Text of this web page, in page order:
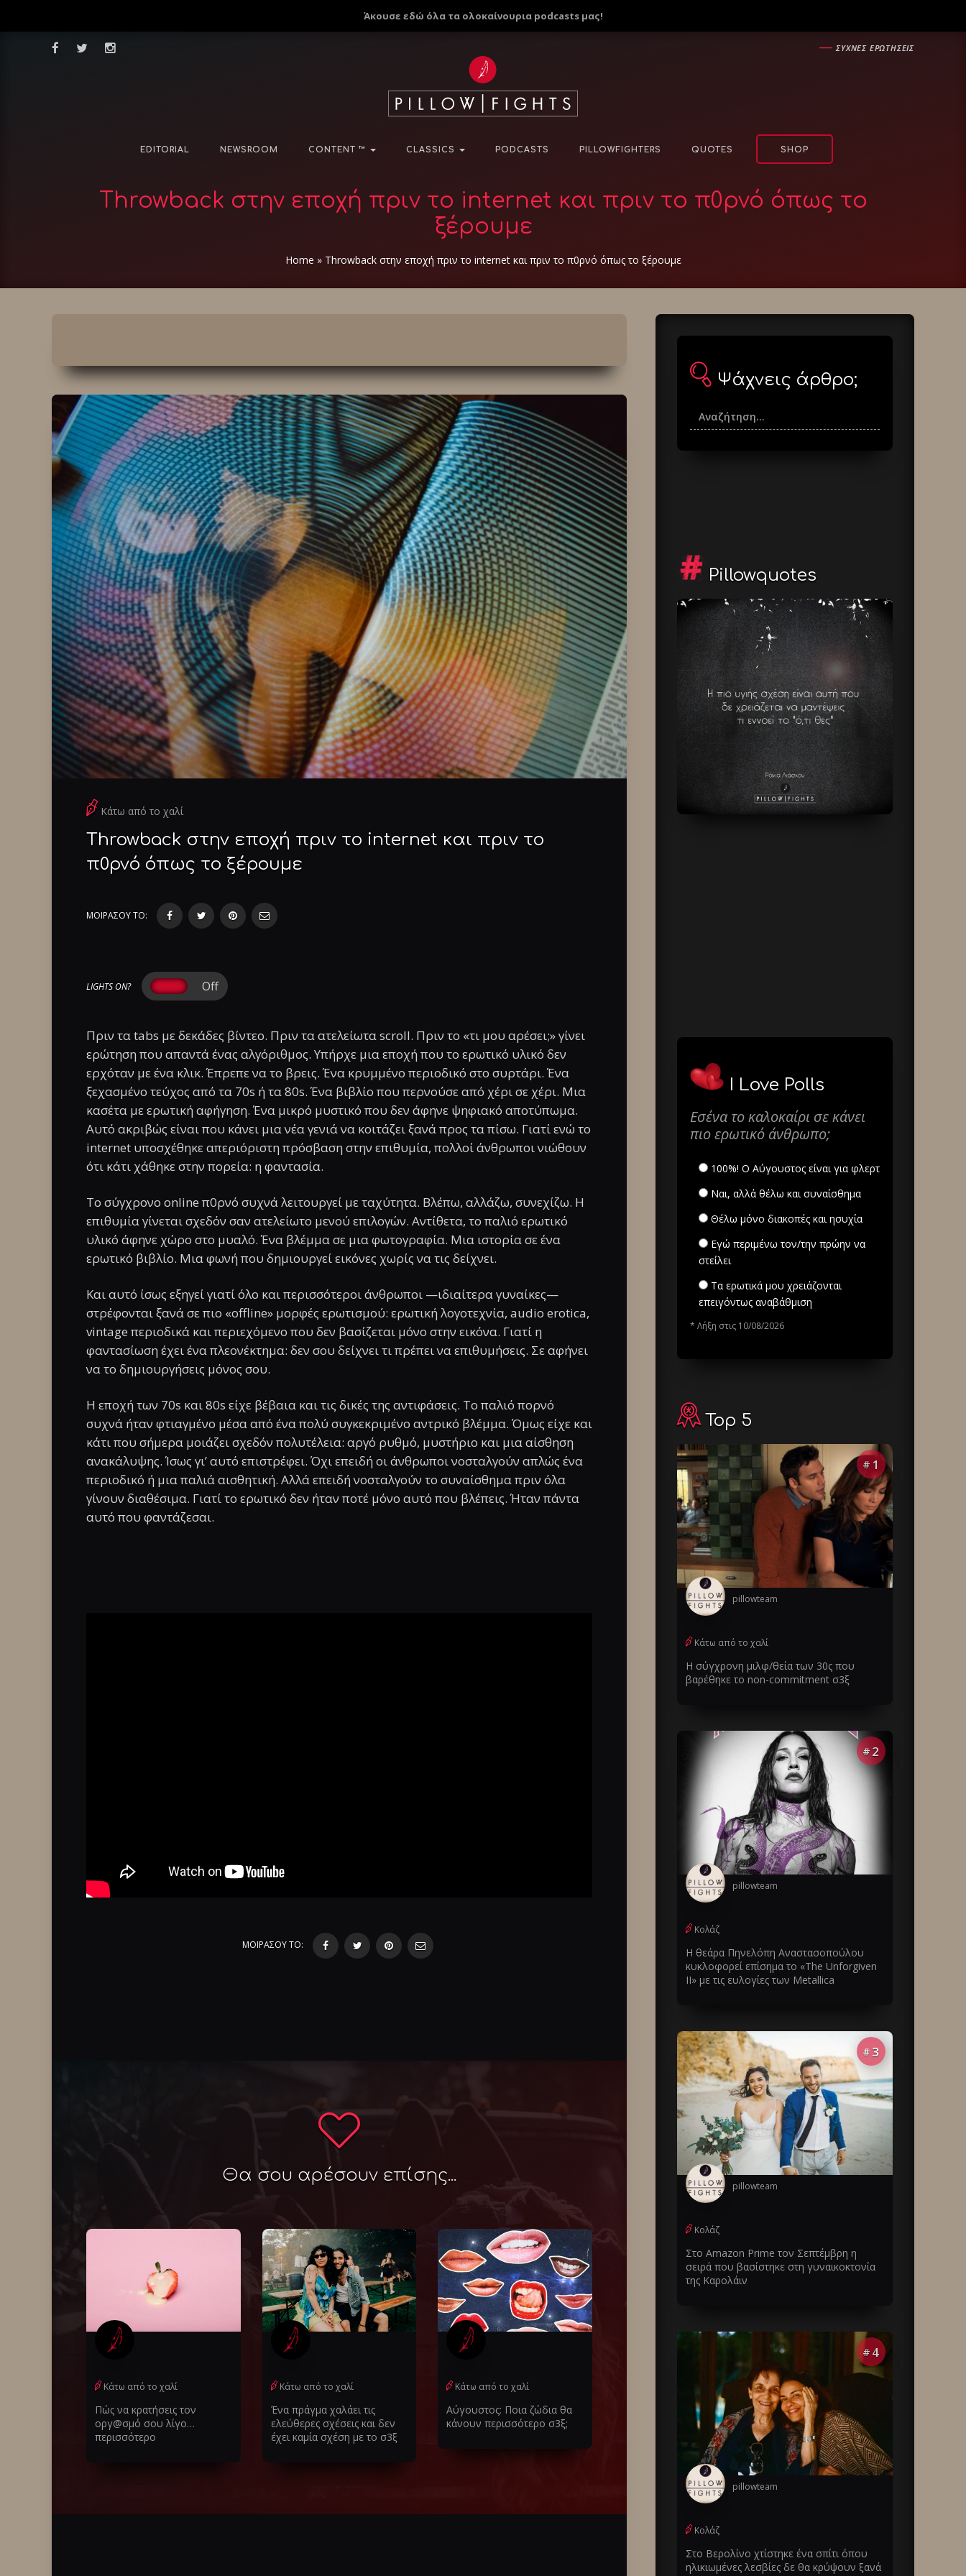
Άκουσε εδώ όλα τα ολοκαίνουρια podcasts μας!
―ΣΥΧΝΕΣ ΕΡΩΤΗΣΕΙΣ
EDITORIAL NEWSROOM CONTENT ™ CLASSICS PODCASTS PILLOWFIGHTERS QUOTES SHOP
Throwback στην εποχή πριν το internet και πριν το π0ρνό όπως το
ξέρουμε
Home » Throwback στην εποχή πριν το internet και πριν το π0ρνό όπως το ξέρουμε
Κάτω από το χαλί
Throwback στην εποχή πριν το internet και πριν το
π0ρνό όπως το ξέρουμε
ΜΟΙΡΑΣΟΥ ΤΟ:
LIGHTS ON?
Πριν τα tabs με δεκάδες βίντεο. Πριν τα ατελείωτα scroll. Πριν το «τι μου αρέσει;» γίνει
ερώτηση που απαντά ένας αλγόριθμος. Υπήρχε μια εποχή που το ερωτικό υλικό δεν
ερχόταν με ένα κλικ. Έπρεπε να το βρεις. Ένα κρυμμένο περιοδικό στο συρτάρι. Ένα
ξεχασμένο τεύχος από τα 70s ή τα 80s. Ένα βιβλίο που περνούσε από χέρι σε χέρι. Μια
κασέτα με ερωτική αφήγηση. Ένα μικρό μυστικό που δεν άφηνε ψηφιακό αποτύπωμα.
Αυτό ακριβώς είναι που κάνει μια νέα γενιά να κοιτάζει ξανά προς τα πίσω. Γιατί ενώ το
internet υποσχέθηκε απεριόριστη πρόσβαση στην επιθυμία, πολλοί άνθρωποι νιώθουν
ότι κάτι χάθηκε στην πορεία: η φαντασία.
Το σύγχρονο online π0ρνό συχνά λειτουργεί με ταχύτητα. Βλέπω, αλλάζω, συνεχίζω. Η
επιθυμία γίνεται σχεδόν σαν ατελείωτο μενού επιλογών. Αντίθετα, το παλιό ερωτικό
υλικό άφηνε χώρο στο μυαλό. Ένα βλέμμα σε μια φωτογραφία. Μια ιστορία σε ένα
ερωτικό βιβλίο. Μια φωνή που δημιουργεί εικόνες χωρίς να τις δείχνει.
Και αυτό ίσως εξηγεί γιατί όλο και περισσότεροι άνθρωποι —ιδιαίτερα γυναίκες—
στρέφονται ξανά σε πιο «offline» μορφές ερωτισμού: ερωτική λογοτεχνία, audio erotica,
vintage περιοδικά και περιεχόμενο που δεν βασίζεται μόνο στην εικόνα. Γιατί η
φαντασίωση έχει ένα πλεονέκτημα: δεν σου δείχνει τι πρέπει να επιθυμήσεις. Σε αφήνει
να το δημιουργήσεις μόνος σου.
Η εποχή των 70s και 80s είχε βέβαια και τις δικές της αντιφάσεις. Το παλιό πορνό
συχνά ήταν φτιαγμένο μέσα από ένα πολύ συγκεκριμένο αντρικό βλέμμα. Όμως είχε και
κάτι που σήμερα μοιάζει σχεδόν πολυτέλεια: αργό ρυθμό, μυστήριο και μια αίσθηση
ανακάλυψης. Ίσως γι’ αυτό επιστρέφει. Όχι επειδή οι άνθρωποι νοσταλγούν απλώς ένα
περιοδικό ή μια παλιά αισθητική. Αλλά επειδή νοσταλγούν το συναίσθημα πριν όλα
γίνουν διαθέσιμα. Γιατί το ερωτικό δεν ήταν ποτέ μόνο αυτό που βλέπεις. Ήταν πάντα
αυτό που φαντάζεσαι.
ΜΟΙΡΑΣΟΥ ΤΟ:
Θα σου αρέσουν επίσης...
Κάτω από το χαλί
Πώς να κρατήσεις τον
οργ@σμό σου λίγο…
περισσότερο
Κάτω από το χαλί
Ένα πράγμα χαλάει τις
ελεύθερες σχέσεις και δεν
έχει καμία σχέση με το σ3ξ
Κάτω από το χαλί
Αύγουστος: Ποια ζώδια θα
κάνουν περισσότερο σ3ξ;
Ψάχνεις άρθρο;
Pillowquotes
I Love Polls
Εσένα το καλοκαίρι σε κάνει
πιο ερωτικό άνθρωπο;
100%! Ο Αύγουστος είναι για φλερτ
Ναι, αλλά θέλω και συναίσθημα
Θέλω μόνο διακοπές και ησυχία
Εγώ περιμένω τον/την πρώην να
στείλει
Τα ερωτικά μου χρειάζονται
επειγόντως αναβάθμιση
* Λήξη στις 10/08/2026
Top 5
# 1
pillowteam
Κάτω από το χαλί
Η σύγχρονη μιλφ/θεία των 30ς που
βαρέθηκε το non-commitment σ3ξ
# 2
pillowteam
Κολάζ
Η θεάρα Πηνελόπη Αναστασοπούλου
κυκλοφορεί επίσημα το «The Unforgiven
II» με τις ευλογίες των Metallica
# 3
pillowteam
Κολάζ
Στο Amazon Prime τον Σεπτέμβρη η
σειρά που βασίστηκε στη γυναικοκτονία
της Καρολάιν
# 4
pillowteam
Κολάζ
Στο Βερολίνο χτίστηκε ένα σπίτι όπου
ηλικιωμένες λεσβίες δε θα κρύψουν ξανά